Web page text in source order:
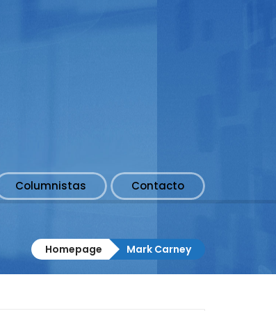
Columnistas Contacto
Homepage Mark Carney